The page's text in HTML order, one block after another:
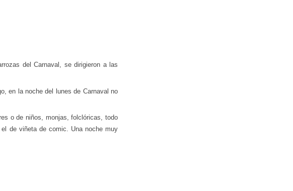
del Carnaval, se dirigieron a las
en la noche del lunes de Carnaval no
o de niños, monjas, folclóricas, todo
de viñeta de comic. Una noche muy